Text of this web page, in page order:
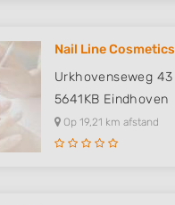
Nail Line Cosmetics
Urkhovenseweg 43
5641KB Eindhoven
Op 19,21 km afstand